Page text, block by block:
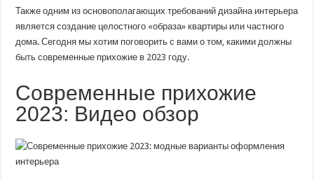
Также одним из основополагающих требований дизайна интерьера
является создание целостного «образа» квартиры или частного
дома. Сегодня мы хотим поговорить с вами о том, какими должны
быть современные прихожие в 2023 году.
Современные прихожие
2023: Видео обзор